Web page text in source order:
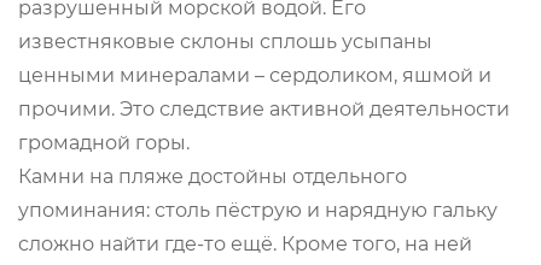
разрушенный морской водой. Его
известняковые склоны сплошь усыпаны
ценными минералами – сердоликом, яшмой и
прочими. Это следствие активной деятельности
громадной горы.
Камни на пляже достойны отдельного
упоминания: столь пёструю и нарядную гальку
сложно найти где-то ещё. Кроме того, на ней